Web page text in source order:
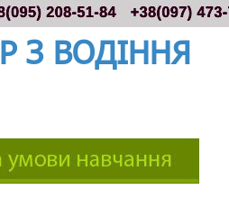
З ВОДІННЯ